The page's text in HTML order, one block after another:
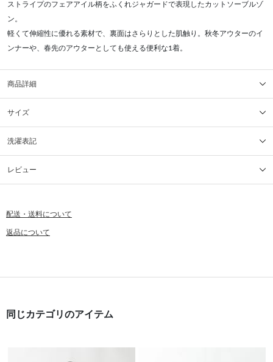
ストライプのフェアアイル柄をふくれジャガードで表現したカットソーブルゾ
ン。
軽くて伸縮性に優れる素材で、裏面はさらりとした肌触り。秋冬アウターのイ
ンナーや、春先のアウターとしても使える便利な1着。
商品詳細
サイズ
洗濯表記
レビュー
配送・送料について
返品について
同じカテゴリのアイテム